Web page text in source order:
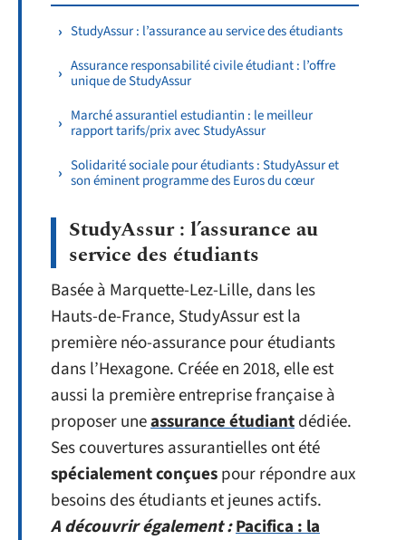
StudyAssur : l’assurance au service des étudiants
Assurance responsabilité civile étudiant : l’offre
unique de StudyAssur
Marché assurantiel estudiantin : le meilleur
rapport tarifs/prix avec StudyAssur
Solidarité sociale pour étudiants : StudyAssur et
son éminent programme des Euros du cœur
StudyAssur : l’assurance au
service des étudiants
Basée à Marquette-Lez-Lille, dans les
Hauts-de-France, StudyAssur est la
première néo-assurance pour étudiants
dans l’Hexagone. Créée en 2018, elle est
aussi la première entreprise française à
proposer uneassurance étudiantdédiée.
Ses couvertures assurantielles ont été
spécialement conçuespour répondre aux
besoins des étudiants et jeunes actifs.
A découvrir également :Pacifica : la